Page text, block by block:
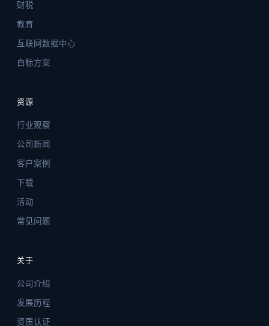
财税
教育
互联网数据中心
白标方案
资源
行业观察
公司新闻
客户案例
下载
活动
常见问题
关于
公司介绍
发展历程
资质认证